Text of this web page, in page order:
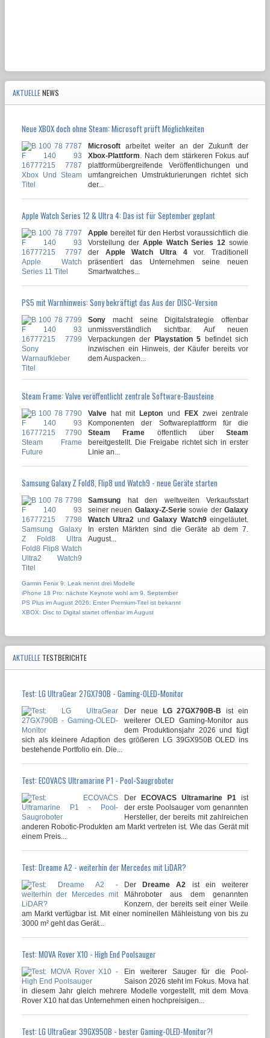
AKTUELLENEWS
Neue XBOX doch ohne Steam: Microsoft prüft Möglichkeiten
Microsoft arbeitet weiter an der Zukunft der
Xbox-Plattform . Nach dem stärkeren Fokus auf
plattformübergreifende Veröffentlichungen und
umfangreichen Umstrukturierungen richtet sich
der...
Apple Watch Series 12 & Ultra 4: Das ist für September geplant
Apple bereitet für den Herbst voraussichtlich die
Vorstellung der Apple Watch Series 12 sowie
der Apple Watch Ultra 4vor. Traditionell
präsentiert das Unternehmen seine neuen
Smartwatches...
PS5 mit Warnhinweis: Sony bekräftigt das Aus der DISC-Version
Sony macht seine Digitalstrategie offenbar
unmissverständlich sichtbar. Auf neuen
Verpackungen der Playstation 5 befindet sich
inzwischen ein Hinweis, der Käufer bereits vor
dem Auspacken...
Steam Frame: Valve veröffentlicht zentrale Software-Bausteine
Valve hat mitLepton und FEXzwei zentrale
Komponenten der Softwareplattform für die
Steam Frame öffentlich über Steam
bereitgestellt. Die Freigabe richtet sich in erster
Linie an...
Samsung Galaxy Z Fold8, Flip8 und Watch9 - neue Geräte starten
Samsung hat den weltweiten Verkaufsstart
seiner neuen Galaxy-Z-Seriesowie derGalaxy
Watch Ultra2 undGalaxy Watch9eingeläutet.
In ersten Märkten sind die Geräte ab dem 7.
August...
Garmin Fenix 9: Leak nennt drei Modelle
iPhone 18 Pro: nächste Keynote wohl am 9. September
PS Plus im August 2026: Erster Premium-Titel ist bekannt
XBOX: Disc to Digital startet offenbar im August
AKTUELLE TESTBERICHTE
Test: LG UltraGear 27GX790B - Gaming-OLED-Monitor
Der neue LG 27GX790B-B
ist ein
weiterer OLED Gaming-Monitor aus
dem Produktionsjahr 2026 und fügt
sich als kleinere Adaption des größeren LG 39GX950B OLED ins
bestehende Portfolio ein. Die...
Test: ECOVACS Ultramarine P1 - Pool-Saugroboter
Der ECOVACS Ultramarine P1 ist
der erste Poolsauger vom genannten
Hersteller, der bereits mit zahlreichen
anderen Robotic-Produkten am Markt vertreten ist. Wie das Gerät mit
einem Preis...
Test: Dreame A2 - weiterhin der Mercedes mit LiDAR?
DerDreame A2
ist ein weiterer
Mähroboter aus dem genannten
Konzern, der bereits seit einer Weile
am Markt verfügbar ist. Mit einer nominellen Mähleistung von bis zu
3000 m² geht das Gerät...
Test: MOVA Rover X10 - High End Poolsauger
Ein weiterer Sauger für die Pool-
Saison 2026 steht im Fokus. Mova hat
in diesem Jahr gleich mehrere Modelle vorgestellt, mit dem Mova
Rover X10 hat das Unternehmen einen hochpreisigen...
Test: LG UltraGear 39GX950B - bester Gaming-OLED-Monitor?!